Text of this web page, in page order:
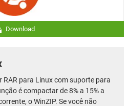
Download
RAR para Linux com suporte para
é compactar de 8% a 15% a
o WinZIP. Se você não